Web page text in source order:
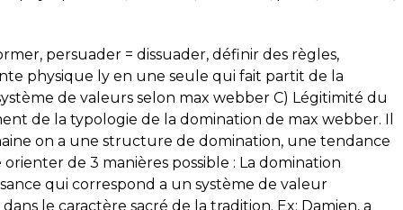
persuader = dissuader, définir des règles,
physique ly en une seule qui fait partit de la
de valeurs selon max webber C) Légitimité du
de la typologie de la domination de max webber. Il
on a une structure de domination, une tendance
de 3 manières possible : La domination
qui correspond a un système de valeur
le caractère sacré de la tradition. Ex: Damien, a